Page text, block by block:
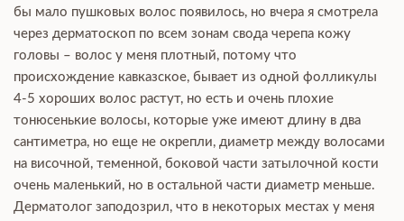
бы мало пушковых волос появилось, но вчера я смотрела
через дерматоскоп по всем зонам свода черепа кожу
головы – волос у меня плотный, потому что
происхождение кавказское, бывает из одной фолликулы
4-5 хороших волос растут, но есть и очень плохие
тонюсенькие волосы, которые уже имеют длину в два
сантиметра, но еще не окрепли, диаметр между волосами
на височной, теменной, боковой части затылочной кости
очень маленький, но в остальной части диаметр меньше.
Дерматолог заподозрил, что в некоторых местах у меня